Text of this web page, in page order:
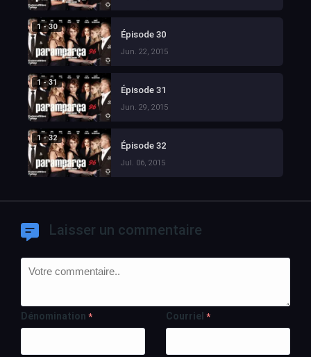
1 - 30
Épisode 30
Jun. 22, 2015
1 - 31
Épisode 31
Jun. 29, 2015
1 - 32
Épisode 32
Jul. 06, 2015
Laisser un commentaire
Dénomination * Courriel *